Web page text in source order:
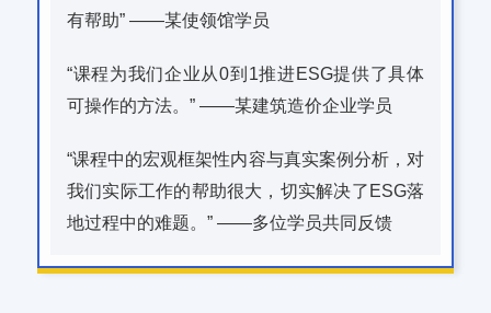
有帮助” ——某使领馆学员
“课程为我们企业从0到1推进ESG提供了具体
可操作的方法。” ——某建筑造价企业学员
“课程中的宏观框架性内容与真实案例分析，对
我们实际工作的帮助很大，切实解决了ESG落
地过程中的难题。” ——多位学员共同反馈